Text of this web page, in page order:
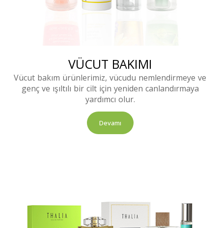
VÜCUT BAKIMI
Vücut bakım ürünlerimiz, vücudu nemlendirmeye ve
genç ve ışıltılı bir cilt için yeniden canlandırmaya
yardımcı olur.
Devamı